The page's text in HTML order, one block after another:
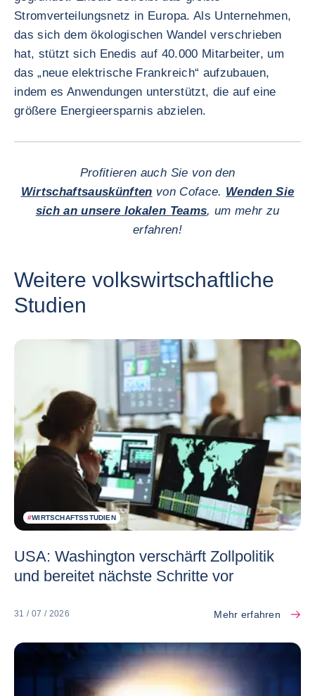
Stromverteilungsnetz in Europa. Als Unternehmen,
das sich dem ökologischen Wandel verschrieben
hat, stützt sich Enedis auf 40.000 Mitarbeiter, um
das „neue elektrische Frankreich“ aufzubauen,
indem es Anwendungen unterstützt, die auf eine
größere Energieersparnis abzielen.
Profitieren auch Sie von den
Wirtschaftsauskünften von Coface. Wenden Sie
sich an unsere lokalen Teams, um mehr zu
erfahren!
Weitere volkswirtschaftliche
Studien
#WIRTSCHAFTSSTUDIEN
USA: Washington verschärft Zollpolitik
und bereitet nächste Schritte vor
31 / 07 / 2026 Mehr erfahren